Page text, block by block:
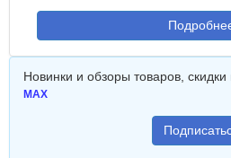
Новинки и обзоры товаров,
MAX